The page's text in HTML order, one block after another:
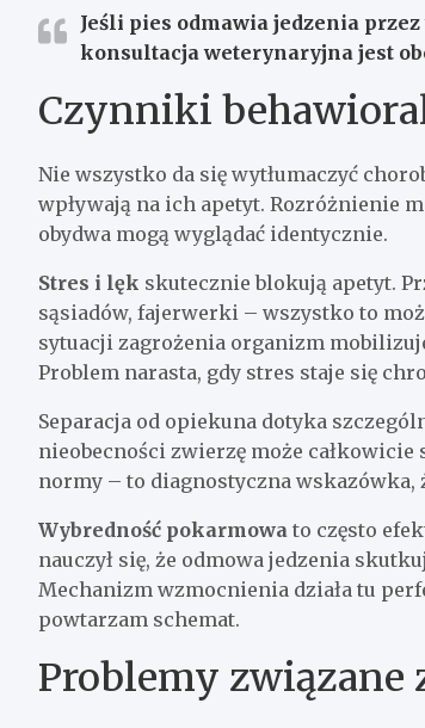
Jeśli pies odmawia jedzenia
konsultacja weterynaryjna jest
Czynniki
Nie wszystko da się wytłumaczyć
wpływają na ich apetyt. Rozróżnienie
obydwa mogą wyglądać identycznie.
Stres i lęk skutecznie blokują apetyt.
sąsiadów, fajerwerki – wszystko to
sytuacji zagrożenia organizm
Problem narasta, gdy stres staje się
Separacja od opiekuna dotyka
nieobecności zwierzę może
normy – to diagnostyczna wskazówka,
Wybredność pokarmowa to często
nauczył się, że odmowa jedzenia
Mechanizm wzmocnienia działa tu
powtarzam schemat.
Problemy